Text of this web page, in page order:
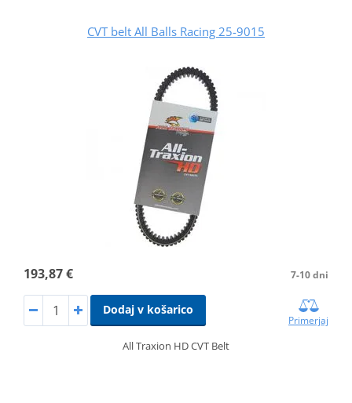
CVT belt All Balls Racing 25-9015
193,87 € 7-10 dni
Dodaj v košarico
Primerjaj
All Traxion HD CVT Belt